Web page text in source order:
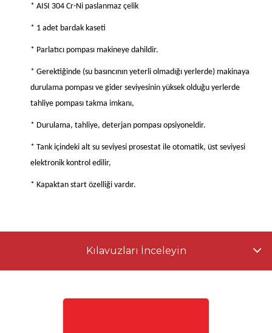
* AISI 304 Cr-Ni paslanmaz çelik
* 1 adet bardak kaseti
* Parlatıcı pompası makineye dahildir.
* Gerektiğinde (su basıncının yeterli olmadığı yerlerde) makinaya
durulama pompası ve gider seviyesinin yüksek olduğu yerlerde
tahliye pompası takma imkanı,
* Durulama, tahliye, deterjan pompası opsiyoneldir.
* Tank içindeki alt su seviyesi prosestat ile otomatik, üst seviyesi
elektronik kontrol edilir,
* Kapaktan start özelliği vardır.
Kılavuzları İnceleyin